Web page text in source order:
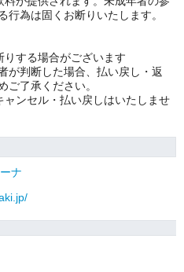
行為は固くお断りいたします。
する場合がございます
が判断した場合、払い戻し・返
ご了承ください。
ンセル・払い戻しはいたしませ
ナ